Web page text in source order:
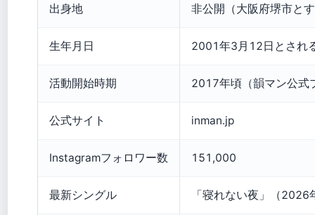
出身地 非公開（大阪府堺市と
生年月日 2001年3月12日とされ
活動開始時期 2017年頃（韻マン公式
公式サイト inman.jp
Instagramフォロワー数 151,000
最新シングル 「寝れない夜」（